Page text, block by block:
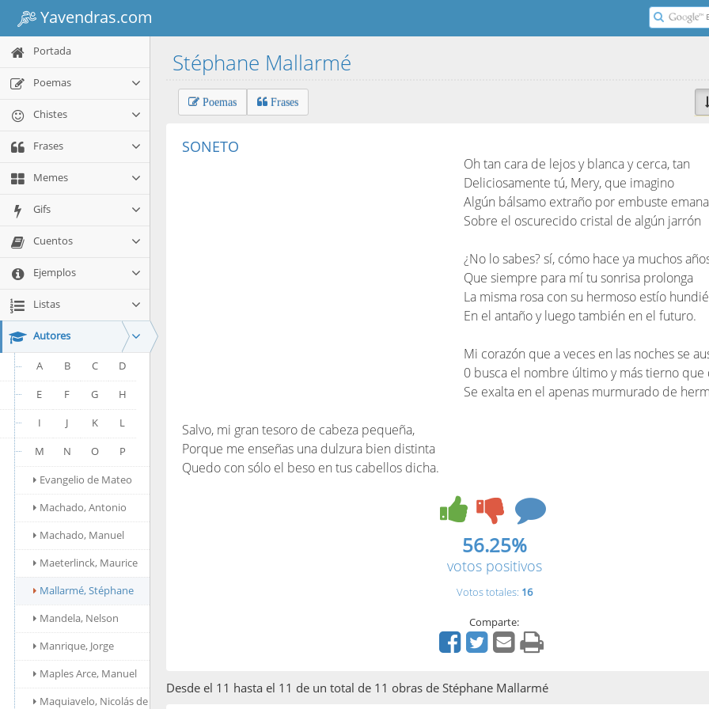
Yavendras.com
Portada
Poemas
Chistes
Frases
Memes
Gifs
Cuentos
Ejemplos
Listas
Autores
A B C
D
E
F G
H
I
J K
L
M
N O
P
Evangelio de Mateo
Machado, Antonio
Machado, Manuel
Maeterlinck, Maurice
Mallarmé, Stéphane
Mandela, Nelson
Manrique, Jorge
Maples Arce, Manuel
Maquiavelo, Nicolás de
Stéphane Mallarmé
Poemas Frases
SONETO
Oh tan cara de lejos y blanca y cerca, tan
Deliciosamente tú, Mery, que imagino
Algún bálsamo extraño por embuste
Sobre el oscurecido cristal de algún jarrón
¿No lo sabes? sí, cómo hace ya muchos
Que siempre para mí tu sonrisa prolonga
La misma rosa con su hermoso estío
En el antaño y luego también en el futuro.
Mi corazón que a veces en las noches se
0 busca el nombre último y más tierno que
Se exalta en el apenas murmurado de
Salvo, mi gran tesoro de cabeza pequeña,
Porque me enseñas una dulzura bien distinta
Quedo con sólo el beso en tus cabellos dicha.
56.25%
votos positivos
Votos totales: 16
Comparte:
Desde el 11 hasta el 11 de un total de 11 obras de Stéphane Mallarmé